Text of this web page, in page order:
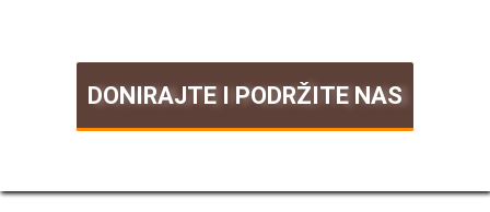
DONIRAJTE I PODRŽITE NAS